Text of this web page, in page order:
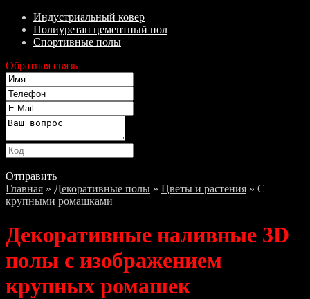
Индустриальный ковер
Полиуретан цементный пол
Спортивные полы
Обратная связь
Отправить
Главная » Декоративные полы » Цветы и растения » С
крупными ромашками
Декоративные наливные 3D
полы с изображением
крупных ромашек